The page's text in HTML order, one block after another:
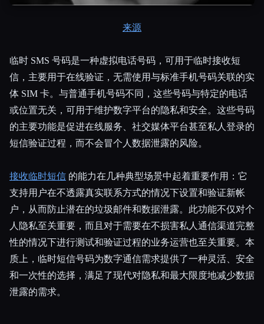
来源
临时 SMS 号码是一种虚拟电话号码，可用于临时接收短
信，主要用于在线验证，无需使用与标准手机号码关联的实
体 SIM 卡。与普通手机号码不同，这些号码与特定的电话
或位置无关，可用于维护数字平台的隐私和安全。这些号码
的主要功能是促进在线服务、社交媒体平台甚至私人登录的
短信验证过程，而不会冒个人数据泄露的风险。
接收临时短信 的能力在几种典型场景中起着重要作用：它
支持用户在不透露真实联系方式的情况下设置和验证新帐
户，从而防止潜在的垃圾邮件和数据泄露。此功能不仅对个
人隐私至关重要，而且对于需要在不损害私人通信渠道完整
性的情况下进行测试和验证过程的业务运营也至关重要。本
质上，临时短信号码为数字通信需求提供了一种灵活、安全
和一次性的选择，满足了现代对隐私和最大限度地减少数据
泄露的需求。